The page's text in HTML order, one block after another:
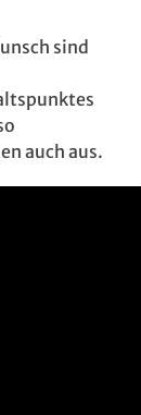
sind
auch aus.